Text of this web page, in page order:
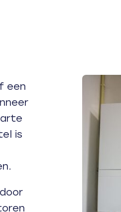
een
is